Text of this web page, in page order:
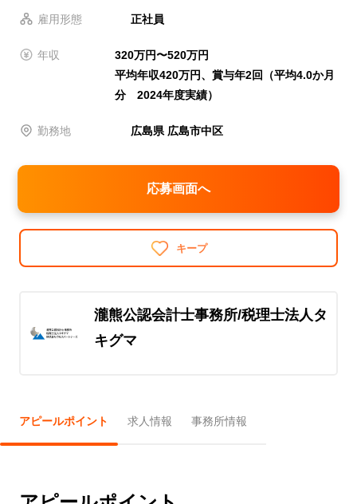
雇用形態 正社員
年収
320万円〜520万円
平均年収420万円、賞与年2回（平均4.0か月
分 2024年度実績）
勤務地 広島県 広島市中区
応募画面へ
キープ
瀧熊公認会計士事務所/税理士法人タ
キグマ
アピールポイント 求人情報 事務所情報